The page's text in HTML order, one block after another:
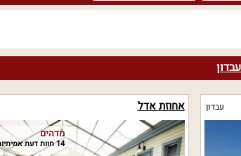
עבדון אחוזת אדל
מדהים
14 חוות דעת אמיתיות